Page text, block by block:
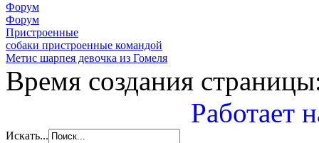
Форум
Форум
Пристроенные
собаки пристроенные командой
Метис шарпея девочка из Гомеля
Время создания
Работает
Искать...